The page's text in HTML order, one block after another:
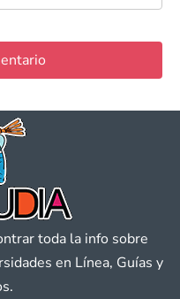
toda la info sobre
en Línea, Guías y